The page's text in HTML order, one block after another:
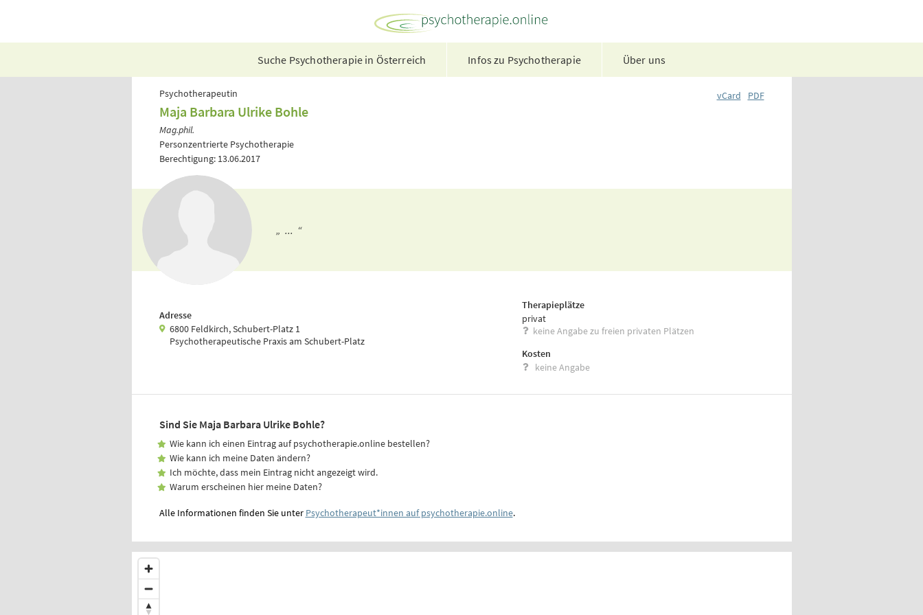
Suche Psychotherapie in Österreich Infos zu Psychotherapie Über uns
Psychotherapeutin
Maja Barbara Ulrike Bohle
Mag.phil.
Personzentrierte Psychotherapie
Berechtigung: 13.06.2017
vCard PDF
„ ... “
Adresse
6800 Feldkirch, Schubert-Platz 1
Psychotherapeutische Praxis am Schubert-Platz
Therapieplätze
privat
keine Angabe zu freien privaten Plätzen
Kosten
keine Angabe
Sind Sie Maja Barbara Ulrike Bohle?
Wie kann ich einen Eintrag auf psychotherapie.online bestellen?
Wie kann ich meine Daten ändern?
Ich möchte, dass mein Eintrag nicht angezeigt wird.
Warum erscheinen hier meine Daten?
Alle Informationen finden Sie unter Psychotherapeut*innen auf psychotherapie.online.